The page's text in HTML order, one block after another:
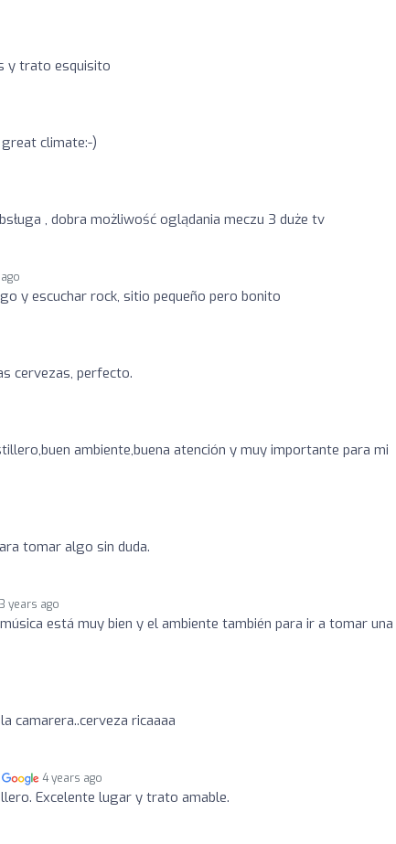
y trato esquisito
climate:-)
, dobra możliwość oglądania meczu 3 duże tv
y escuchar rock, sitio pequeño pero bonito
cervezas, perfecto.
ambiente,buena atención y muy importante para mi
tomar algo sin duda.
3 years ago
está muy bien y el ambiente también para ir a tomar una
camarera..cerveza ricaaaa
4 years ago
Excelente lugar y trato amable.